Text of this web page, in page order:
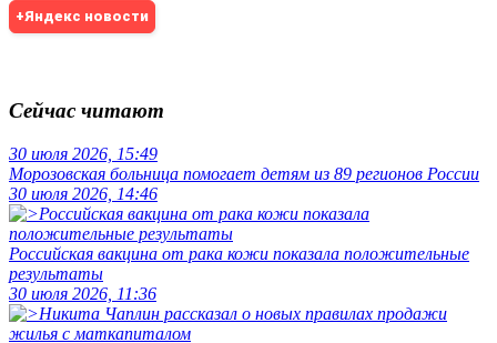
+Яндекс новости
Сейчас читают
30 июля 2026, 15:49
Морозовская больница помогает детям из 89 регионов России
30 июля 2026, 14:46
Российская вакцина от рака кожи показала положительные
результаты
30 июля 2026, 11:36